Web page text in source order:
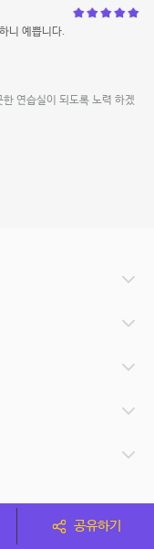
니 예쁩니다.
연습실이 되도록 노력 하겠
공유하기